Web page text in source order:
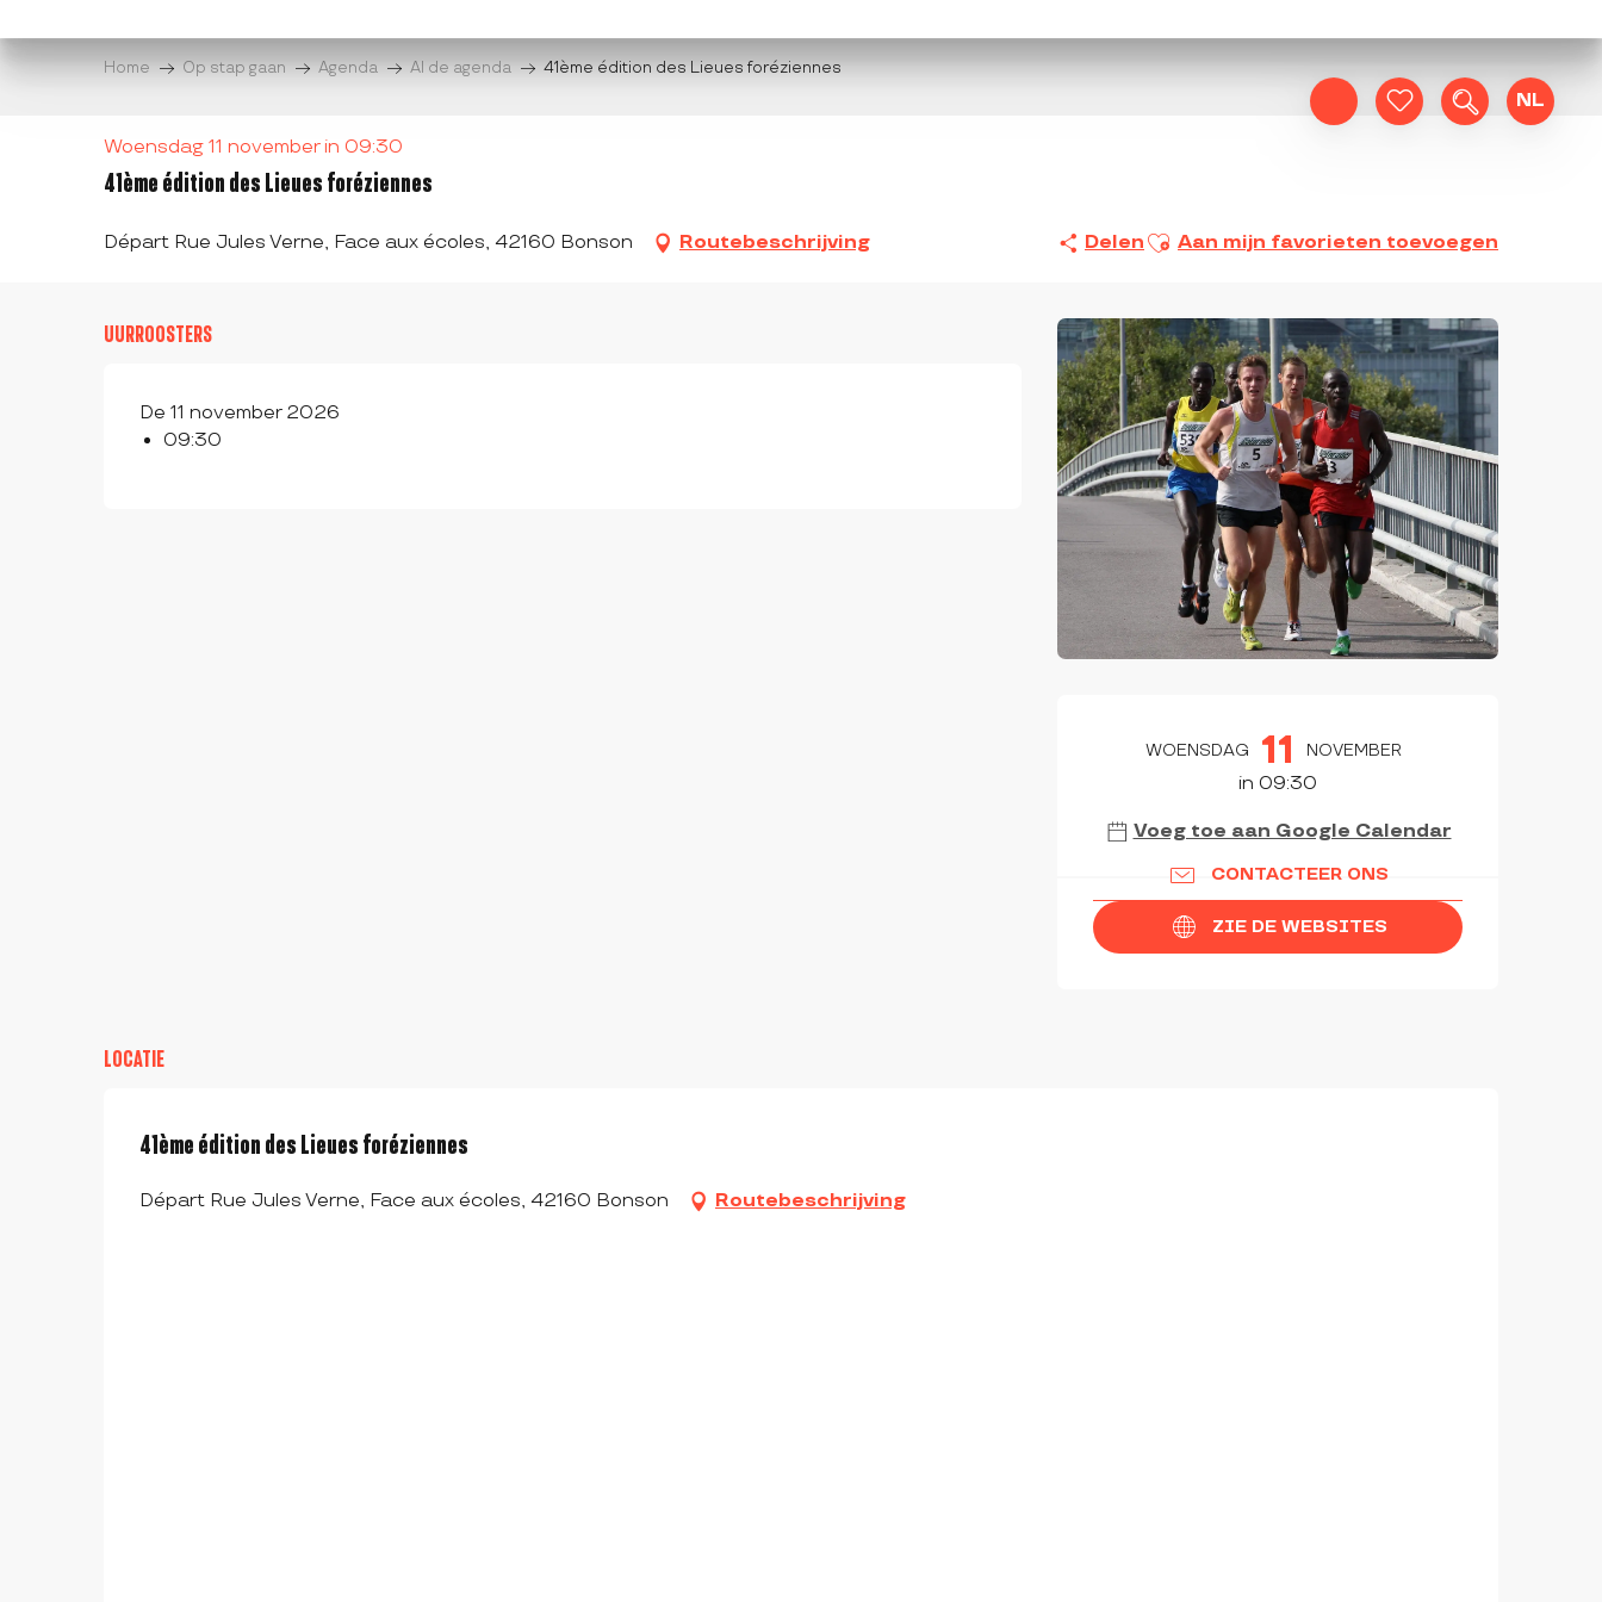
au
Zoek op
NL
Home Op stap gaan Agenda Al de agenda 41ème édition des Lieues foréziennes
Woensdag 11 november in 09:30
41ème édition des Lieues foréziennes
Départ Rue Jules Verne, Face aux écoles, 42160 Bonson Routebeschrijving Delen Ajouter aux favoris
Aan mijn favorieten toevoegen
OPENINGSTIJDEN EN
WOENSDAG 11 NOVEMBER
in 09:30
Voeg toe aan Google Calendar
CONTACTEER ONS
ZIE DE WEBSITES
UURROOSTERS
De 11 november 2026
09:30
LOCATIE
41ème édition des Lieues foréziennes
Départ Rue Jules Verne, Face aux écoles, 42160 Bonson Routebeschrijving